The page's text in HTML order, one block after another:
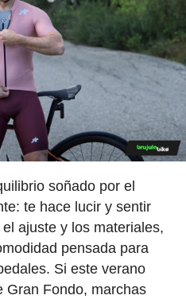
soñado por el
te hace lucir y sentir
ajuste y los materiales,
pensada para
Si este verano
Gran Fondo, marchas